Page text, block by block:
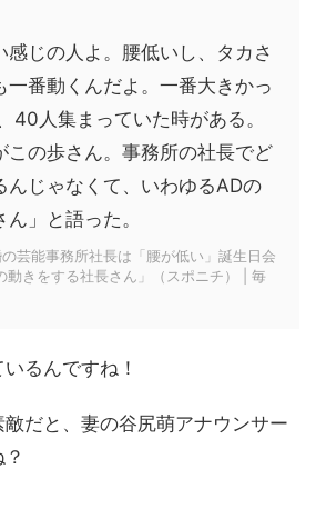
感じの人よ。腰低いし、タカさ
一番動くんだよ。一番大きかっ
40人集まっていた時がある。
この歩さん。事務所の社長でど
んじゃなくて、いわゆるADの
」と語った。
芸能事務所社長は「腰が低い」誕生日会
動きをする社長さん」（スポニチ） | 毎
るんですね！
だと、妻の谷尻萌アナウンサー